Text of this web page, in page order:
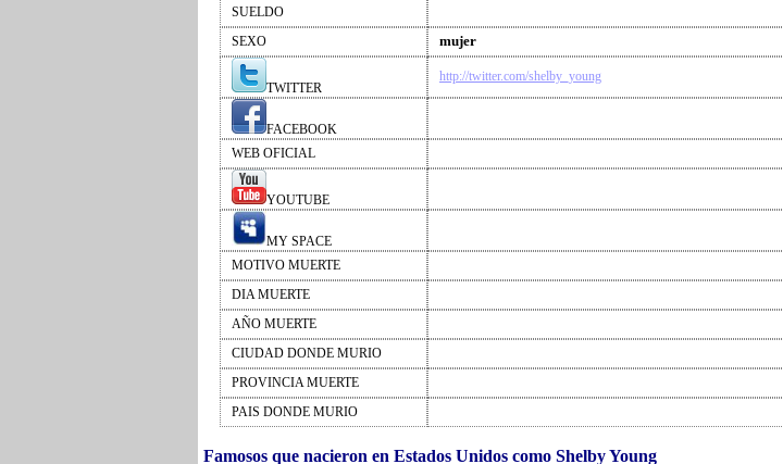
SUELDO
SEXO
mujer
TWITTER
http://twitter.com/shelby_young
FACEBOOK
WEB OFICIAL
YOUTUBE
MY SPACE
MOTIVO MUERTE
DIA MUERTE
AÑO MUERTE
CIUDAD DONDE MURIO
PROVINCIA MUERTE
PAIS DONDE MURIO
Famosos que nacieron en Estados Unidos como Shelby Young